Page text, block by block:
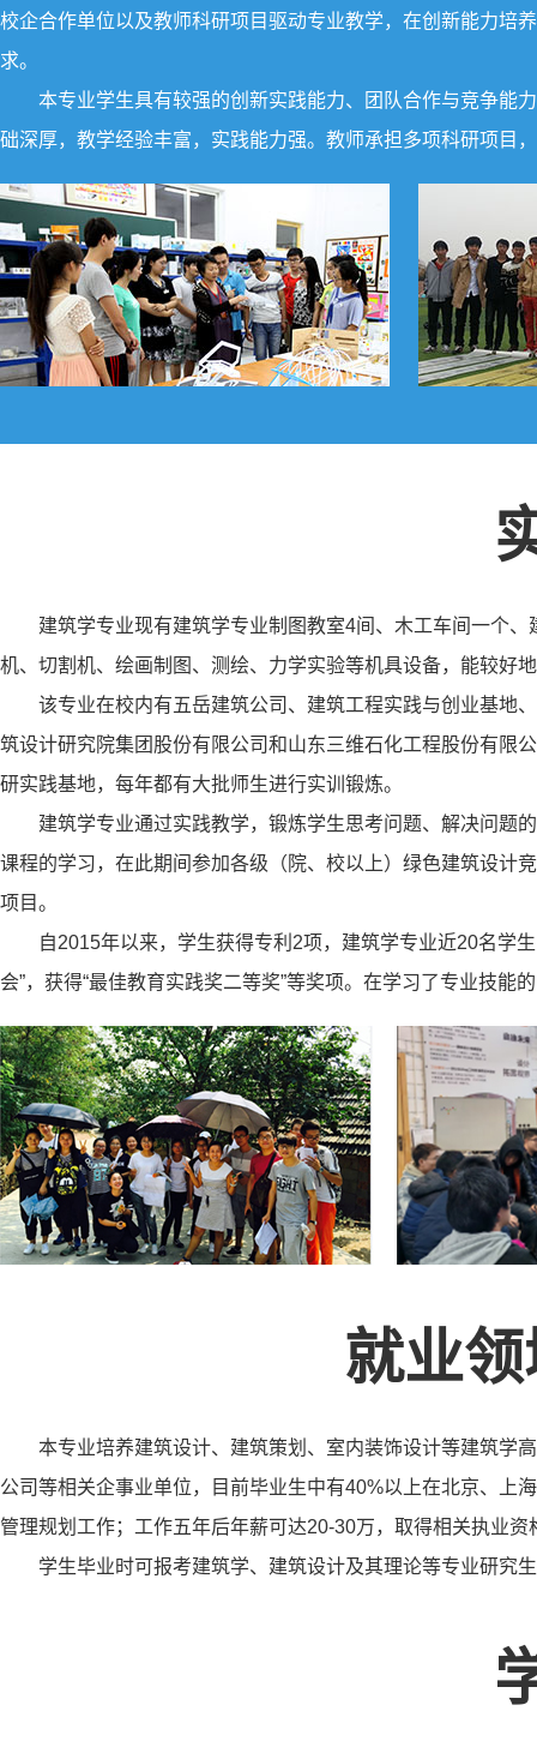
校企合作单位以及教师科研项目驱动专业教学，在创新能力培
求。
本专业学生具有较强的创新实践能力、团队合作与竞争能
础深厚，教学经验丰富，实践能力强。教师承担多项科研项目
建筑学专业现有建筑学专业制图教室4间、木工车间一个
机、切割机、绘画制图、测绘、力学实验等机具设备，能较好
该专业在校内有五岳建筑公司、建筑工程实践与创业基地
筑设计研究院集团股份有限公司和山东三维石化工程股份有限
研实践基地，每年都有大批师生进行实训锻炼。
建筑学专业通过实践教学，锻炼学生思考问题、解决问题
课程的学习，在此期间参加各级（院、校以上）绿色建筑设计
项目。
自2015年以来，学生获得专利2项，建筑学专业近20名学
会”，获得“最佳教育实践奖二等奖”等奖项。在学习了专业技能
就业
本专业培养建筑设计、建筑策划、室内装饰设计等建筑学
公司等相关企事业单位，目前毕业生中有40%以上在北京、上
管理规划工作；工作五年后年薪可达20-30万，取得相关执业
学生毕业时可报考建筑学、建筑设计及其理论等专业研究